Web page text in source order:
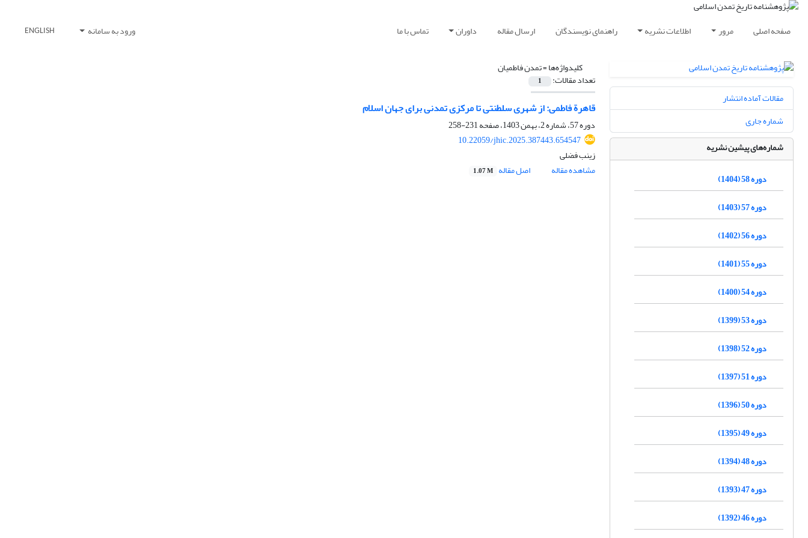
صفحه اصلی مرور اطلاعات نشریه راهنمای نویسندگان ارسال مقاله داوران تماس با ما ورود به سامانه ENGLISH
کلیدواژه‌ها =تمدن فاطمیان
تعداد مقالات: 1
قاهرة فاطمی: از شهری سلطنتی تا مرکزی تمدنی برای جهان اسلام
دوره 57، شماره 2، بهمن 1403، صفحه
231-258
10.22059/jhic.2025.387443.654547
زینب فضلی
مشاهده مقاله
اصل مقاله 1.07 M
مقالات آماده انتشار
شماره جاری
شماره‌های پیشین نشریه
دوره 58 (1404)
دوره 57 (1403)
دوره 56 (1402)
دوره 55 (1401)
دوره 54 (1400)
دوره 53 (1399)
دوره 52 (1398)
دوره 51 (1397)
دوره 50 (1396)
دوره 49 (1395)
دوره 48 (1394)
دوره 47 (1393)
دوره 46 (1392)